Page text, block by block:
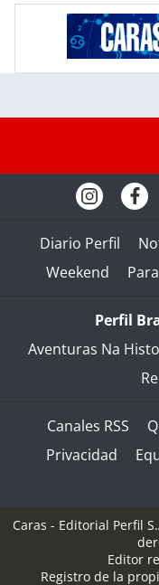
Diario Perfil
Weekend
Perfil
Aventuras Na
Canales RSS
Privacidad
Caras - Editorial Perfil
Editor
Registro de la